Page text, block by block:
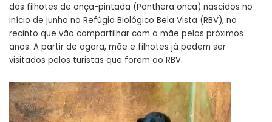
dos filhotes de onça-pintada (Panthera onca) nascidos no
início de junho no Refúgio Biológico Bela Vista (RBV), no
recinto que vão compartilhar com a mãe pelos próximos
anos. A partir de agora, mãe e filhotes já podem ser
visitados pelos turistas que forem ao RBV.